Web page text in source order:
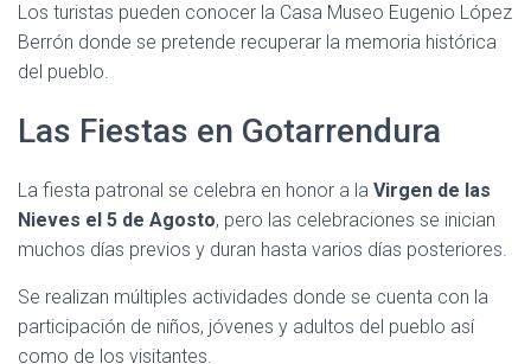
Los turistas pueden conocer la Casa Museo Eugenio López
Berrón donde se pretende recuperar la memoria histórica
del pueblo.
Las Fiestas en Gotarrendura
La fiesta patronal se celebra en honor a la Virgen de las
Nieves el 5 de Agosto, pero las celebraciones se inician
muchos días previos y duran hasta varios días posteriores.
Se realizan múltiples actividades donde se cuenta con la
participación de niños, jóvenes y adultos del pueblo así
como de los visitantes.